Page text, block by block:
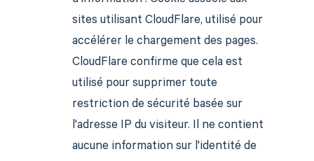
sites utilisant CloudFlare, utilisé pour
accélérer le chargement des pages.
CloudFlare confirme que cela est
utilisé pour supprimer toute
restriction de sécurité basée sur
l'adresse IP du visiteur. Il ne contient
aucune information sur l'identité de